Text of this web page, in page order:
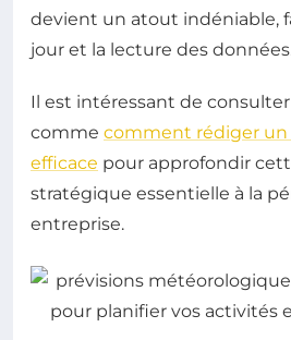
devient un atout indéniable,
jour et la lecture des
Il est intéressant de
comme comment rédiger un
efficace pour approfondir
stratégique essentielle à la
entreprise.